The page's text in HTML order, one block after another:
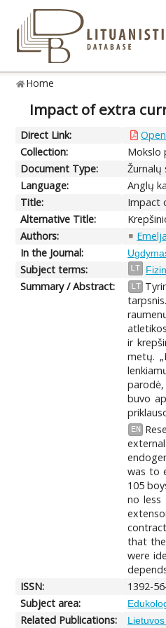
Home
Impact of extra
Direct Link:
Collection:
Mokslo
Document Type:
Žurnalų
Language:
Anglų
Title:
Impact
Alternative Title:
Authors:
In the Journal:
Subject terms:
LT
Summary / Abstract: LT
ir
metų.
buvo
EN
was to
105
no less
that
were
ISSN:
1392-
Subject area:
Related Publications: